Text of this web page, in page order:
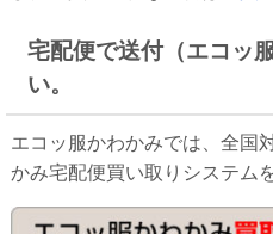
宅配便で送付（エコッ
い。
エコッ服かわかみでは、全国
かみ宅配便買い取りシステム